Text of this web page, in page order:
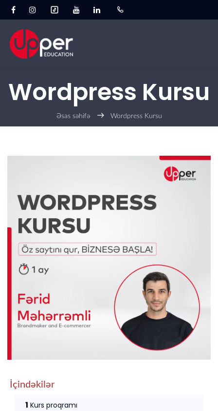
Wordpress Kursu
Əsas səhifə Wordpress Kursu
İçindəkilər
1 Kurs proqramı